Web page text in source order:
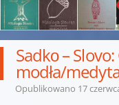
Sadkо –
modła/
Opublikowano 17